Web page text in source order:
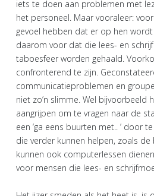
iets te doen aan problemen met
het personeel. Maar vooraleer:
gevoel hebben dat er op hen
daarom voor dat die lees- en
taboesfeer worden gehaald.
confronterend te zijn.
communicatieproblemen en
niet zo’n slimme. Wel bijvoorbeeld
aangrijpen om te vragen naar de
een ‘ga eens buurten met.. ’ door
die verder kunnen helpen, zoals de
kunnen ook computerlessen
voor mensen die lees- en